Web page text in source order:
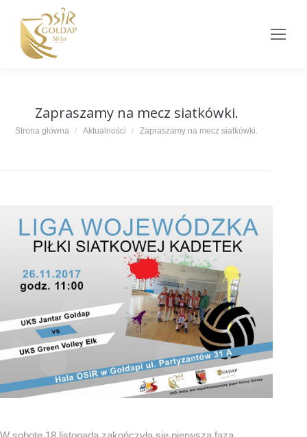
Zapraszamy na mecz siatkówki.
Jesteś tutaj:
Strona główna Aktualności Zapraszamy na mecz siatkówki.